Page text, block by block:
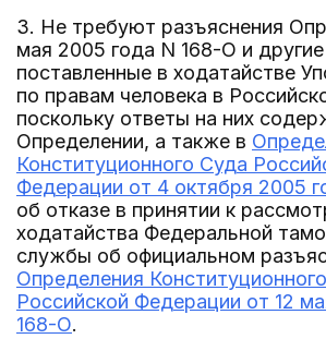
3. Не требуют разъяснения
мая 2005 года N 168-О и
поставленные в ходатайстве
по правам человека в
поскольку ответы на них
Определении, а также в
Конституционного Суда
Федерации от 4 октября 2005
об отказе в принятии к
ходатайства Федеральной
службы об официальном
Определения
Российской Федерации от 12
168-О.